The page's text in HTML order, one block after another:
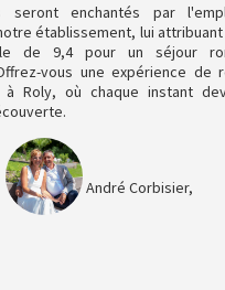
seront enchantés par
établissement, lui
de 9,4 pour un séjour
vous une expérience de
à Roly, où chaque instant
André Corbisier,